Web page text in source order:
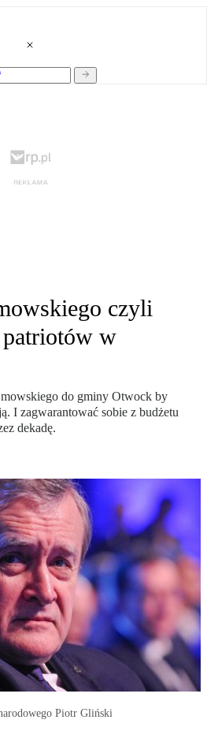
czyli
w
do gminy Otwock by
I zagwarantować sobie z budżetu
dekadę.
Piotr Gliński